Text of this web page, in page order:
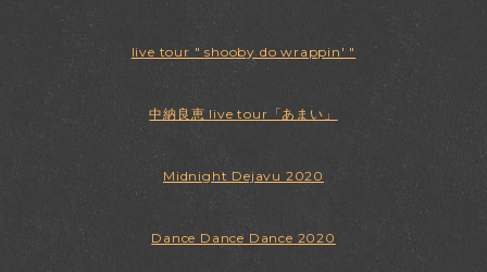
live tour " shooby do wrappin' "
中納良恵 live tour「あまい」
Midnight Dejavu 2020
Dance Dance Dance 2020